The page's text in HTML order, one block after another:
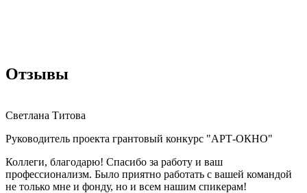
Отзывы
Светлана Титова
Руководитель проекта грантовый конкурс "АРТ-ОКНО"
Коллеги, благодарю! Спасибо за работу и ваш
профессионализм. Было приятно работать с вашей командой
не только мне и фонду, но и всем нашим спикерам!